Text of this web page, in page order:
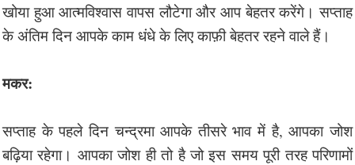
खोया हुआ आत्मविश्वास वापस लौटेगा और आप बेहतर करेंगे। सप्ताह
के अंतिम दिन आपके काम धंधे के लिए काफ़ी बेहतर रहने वाले हैं।
मकर:
सप्ताह के पहले दिन चन्द्रमा आपके तीसरे भाव में है, आपका जोश
बढ़िया रहेगा। आपका जोश ही तो है जो इस समय पूरी तरह परिणामों